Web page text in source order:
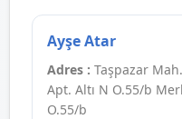
Ayşe Atar
Adres : Taşpazar
Apt. Altı N O.55/b
O.55/b